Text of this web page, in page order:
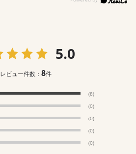
5.0
レビュー件数：8件
(8)
(0)
(0)
(0)
(0)